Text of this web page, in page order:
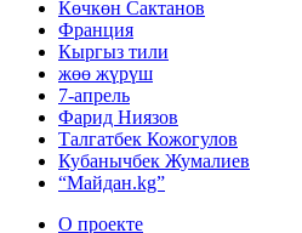
Көчкөн Сактанов
Франция
Кыргыз тили
жөө жүрүш
7-апрель
Фарид Ниязов
Талгатбек Кожогулов
Кубанычбек Жумалиев
“Майдан.kg”
О проекте